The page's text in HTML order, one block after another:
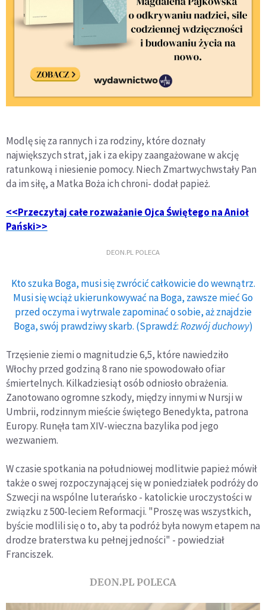
Modlę się za rannych i za rodziny, które doznały
największych strat, jak i za ekipy zaangażowane w akcję
ratunkową i niesienie pomocy. Niech Zmartwychwstały Pan
da im siłę, a Matka Boża ich chroni- dodał papież.
<<Przeczytaj całe rozważanie Ojca Świętego na Anioł
Pański>>
DEON.PL POLECA
Kto szuka Boga, musi się zwrócić całkowicie do wewnątrz.
Musi się wciąż ukierunkowywać na Boga, zawsze mieć Go
przed oczyma i wytrwale zapominać o sobie, aż znajdzie
Boga, swój prawdziwy skarb. (Sprawdź:Rozwój duchowy)
Trzęsienie ziemi o magnitudzie 6,5, które nawiedziło
Włochy przed godziną 8 rano nie spowodowało ofiar
śmiertelnych. Kilkadziesiąt osób odniosło obrażenia.
Zanotowano ogromne szkody, między innymi w Nursji w
Umbrii, rodzinnym mieście świętego Benedykta, patrona
Europy. Runęła tam XIV-wieczna bazylika pod jego
wezwaniem.
W czasie spotkania na południowej modlitwie papież mówił
także o swej rozpoczynającej się w poniedziałek podróży do
Szwecji na wspólne luterańsko - katolickie uroczystości w
związku z 500-leciem Reformacji. "Proszę was wszystkich,
byście modlili się o to, aby ta podróż była nowym etapem na
drodze braterstwa ku pełnej jedności" - powiedział
Franciszek.
DEON.PL POLECA